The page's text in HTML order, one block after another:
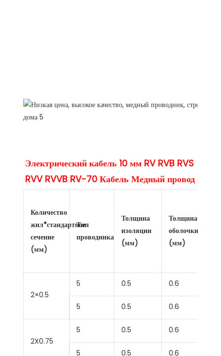
Электрический кабель 10 мм RV RVB RVS
Количество
жил*стандартное
сечение
(мм)
Тип
проводника
Толщина
изоляции
(мм)
Толщина
оболочки
(мм)
2×0.5
5 0.5 0.6
5 0.5 0.6
2X0.75
5 0.5 0.6
5 0.5 0.6